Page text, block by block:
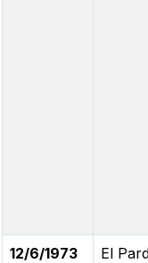
12/6/1973 El